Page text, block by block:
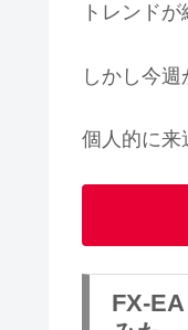
トレンド
しかし今
個人的に来
FX-